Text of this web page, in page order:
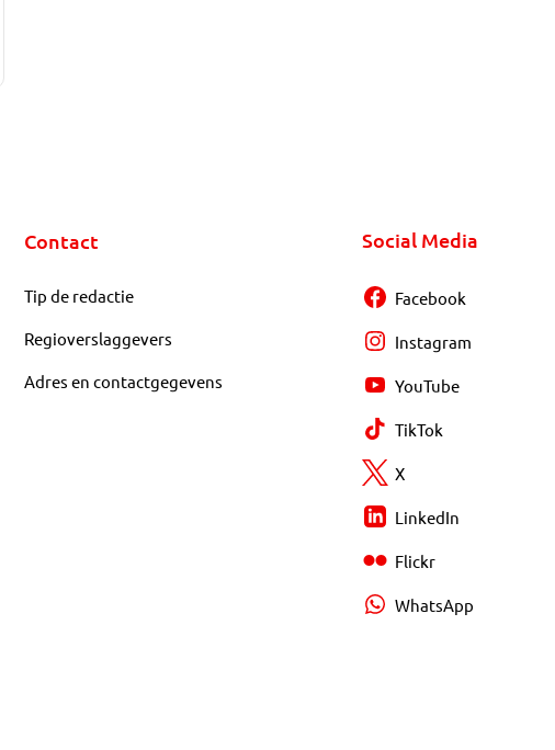
Contact
Tip de redactie
Regioverslaggevers
Adres en contactgegevens
Social Media
Facebook
Instagram
YouTube
TikTok
X
LinkedIn
Flickr
WhatsApp